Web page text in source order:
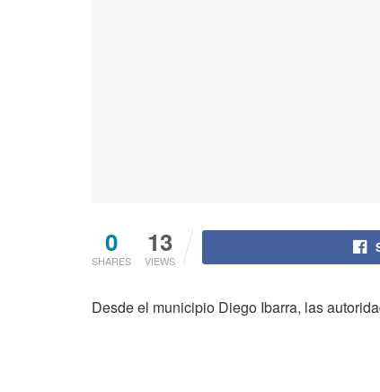
0
SHARES
13
VIEWS
Desde el municipio Diego Ibarra, las